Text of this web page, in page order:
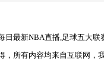
最新NBA直播,足球五大联
所有内容均来自互联网